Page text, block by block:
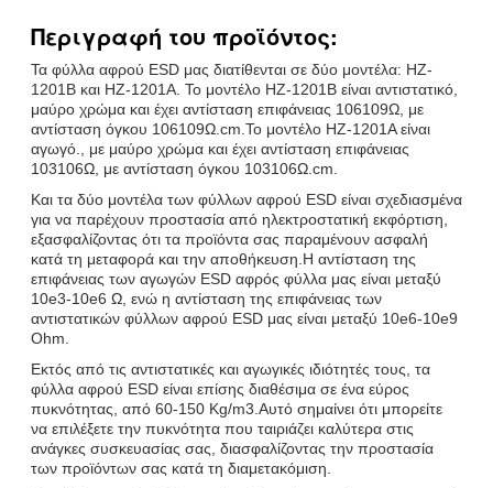
Περιγραφή του προϊόντος:
Τα φύλλα αφρού ESD μας διατίθενται σε δύο μοντέλα: HZ-
1201B και HZ-1201A. Το μοντέλο HZ-1201B είναι αντιστατικό,
μαύρο χρώμα και έχει αντίσταση επιφάνειας 106109Ω, με
αντίσταση όγκου 106109Ω.cm.Το μοντέλο HZ-1201A είναι
αγωγό., με μαύρο χρώμα και έχει αντίσταση επιφάνειας
103106Ω, με αντίσταση όγκου 103106Ω.cm.
Και τα δύο μοντέλα των φύλλων αφρού ESD είναι σχεδιασμένα
για να παρέχουν προστασία από ηλεκτροστατική εκφόρτιση,
εξασφαλίζοντας ότι τα προϊόντα σας παραμένουν ασφαλή
κατά τη μεταφορά και την αποθήκευση.Η αντίσταση της
επιφάνειας των αγωγών ESD αφρός φύλλα μας είναι μεταξύ
10e3-10e6 Ω, ενώ η αντίσταση της επιφάνειας των
αντιστατικών φύλλων αφρού ESD μας είναι μεταξύ 10e6-10e9
Ohm.
Εκτός από τις αντιστατικές και αγωγικές ιδιότητές τους, τα
φύλλα αφρού ESD είναι επίσης διαθέσιμα σε ένα εύρος
πυκνότητας, από 60-150 Kg/m3.Αυτό σημαίνει ότι μπορείτε
να επιλέξετε την πυκνότητα που ταιριάζει καλύτερα στις
ανάγκες συσκευασίας σας, διασφαλίζοντας την προστασία
των προϊόντων σας κατά τη διαμετακόμιση.